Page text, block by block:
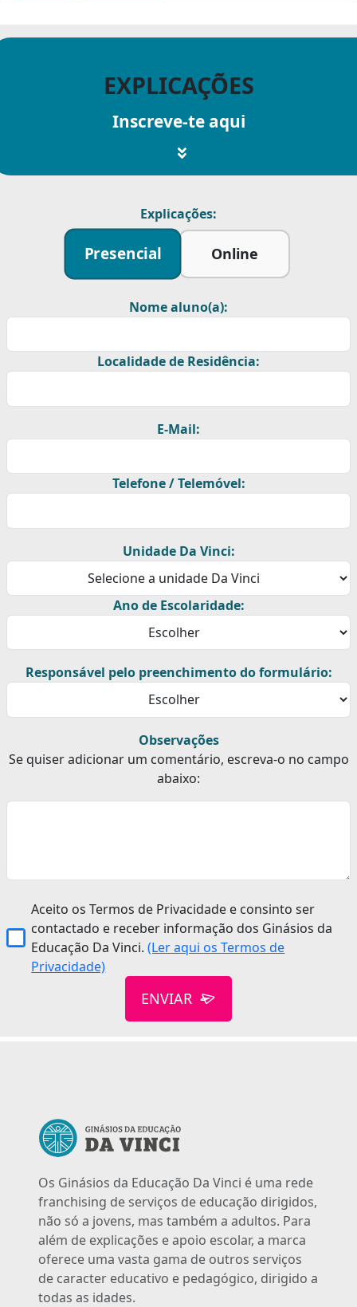
EXPLICAÇÕES
Inscreve-te aqui
Explicações:
Presencial Online
Nome aluno(a):
Localidade de Residência:
E-Mail:
Telefone / Telemóvel:
Unidade Da Vinci:
Ano de Escolaridade:
Responsável pelo preenchimento do formulário:
Observações
Se quiser adicionar um comentário, escreva-o no campo
abaixo:
Aceito os Termos de Privacidade e consinto ser
contactado e receber informação dos Ginásios da
Educação Da Vinci.(Ler aqui os Termos de
Privacidade)
ENVIAR
Os Ginásios da Educação Da Vinci é uma rede
franchising de serviços de educação dirigidos,
não só a jovens, mas também a adultos. Para
além de explicações e apoio escolar, a marca
oferece uma vasta gama de outros serviços
de caracter educativo e pedagógico, dirigido a
todas as idades.